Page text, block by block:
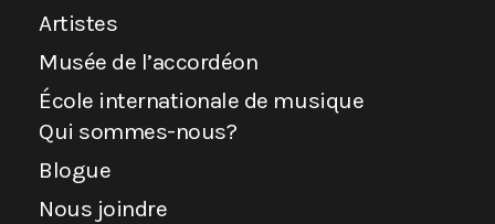
Artistes
Musée de l’accordéon
École internationale de musique
Qui sommes-nous?
Blogue
Nous joindre